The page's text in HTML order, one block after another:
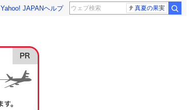
Yahoo! JAPANヘルプ 真夏の果実